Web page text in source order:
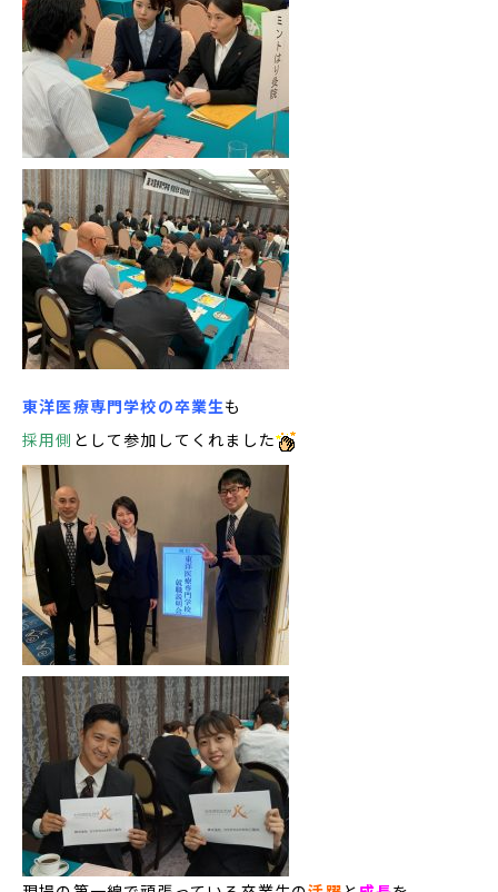
東洋医療専門学校の卒業生も
採用側 として参加してくれました